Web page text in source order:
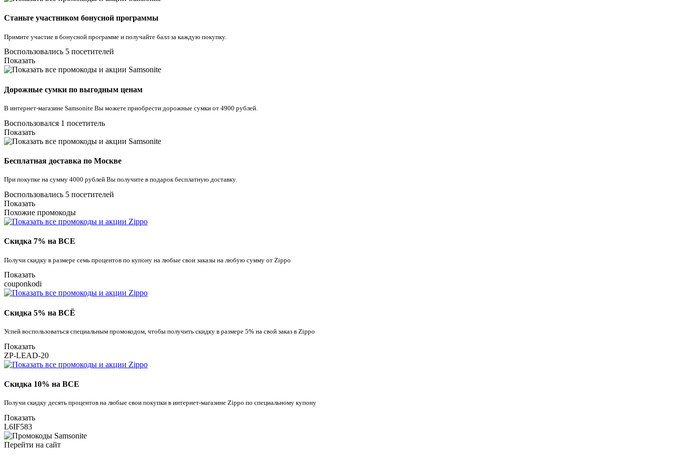
Станьте участником бонусной программы
Примите участие в бонусной программе и получайте балл за каждую покупку.
Воспользовались 5 посетителей
Показать
Дорожные сумки по выгодным ценам
В интернет-магазине Samsonite Вы можете приобрести дорожные сумки от 4900 рублей.
Воспользовался 1 посетитель
Показать
Бесплатная доставка по Москве
При покупке на сумму 4000 рублей Вы получите в подарок бесплатную доставку.
Воспользовались 5 посетителей
Показать
Похожие промокоды
Скидка 7% на ВСЕ
Получи скидку в размере семь процентов по купону на любые свои заказы на любую сумму от Zippo
Показать
couponkodi
Скидка 5% на ВСЁ
Успей воспользоваться специальным промокодом, чтобы получить скидку в размере 5% на свой заказ в Zippo
Показать
ZP-LEAD-20
Скидка 10% на ВСЕ
Получи скидку десять процентов на любые свои покупки в интернет-магазине Zippo по специальному купону
Показать
L6IF583
Перейти на сайт